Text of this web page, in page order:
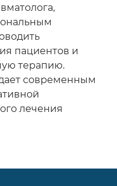
пациентов и
терапию.
современным
лечения